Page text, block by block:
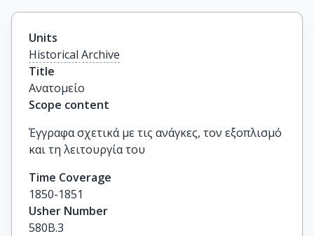
Units
Historical Archive
Title
Ανατομείο
Scope content
Έγγραφα σχετικά με τις ανάγκες, τον εξοπλισμό
και τη λειτουργία του
Time Coverage
1850-1851
Usher Number
580Β.3